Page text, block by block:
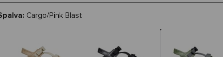
Cargo/Pink Blast